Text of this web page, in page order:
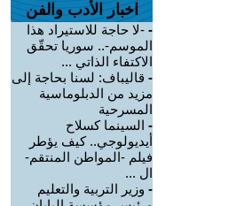
اخبار الأدب والفن
- -لا حاجة للاستيراد هذا
الموسم-.. سوريا تحقّق
الاكتفاء الذاتي ...
- قاليباف: لسنا بحاجة إلى
مزيد من الدبلوماسية
المسرحية
- السينما كسلاح
أيديولوجي.. كيف يؤطر
فيلم -المواطن المنتقم-
ال ...
- وزير التربية والتعليم